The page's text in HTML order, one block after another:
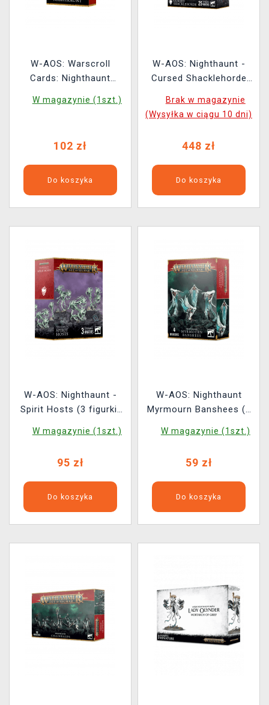
W-AOS: Warscroll
Cards: Nighthaunt
W magazynie (1szt.)
102 zł
Do koszyka
W-AOS: Nighthaunt -
Cursed Shacklehorde
Brak w magazynie
(Wysyłka w ciągu 10 dni)
448 zł
Do koszyka
W-AOS: Nighthaunt -
Spirit Hosts (3 figurki)
W magazynie (1szt.)
95 zł
Do koszyka
W-AOS: Nighthaunt
Myrmourn Banshees (4
W magazynie (1szt.)
59 zł
Do koszyka